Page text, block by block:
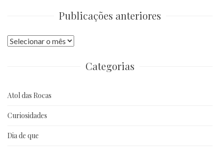
Publicações anteriores
Publicações
Categorias
Atol das Rocas
Curiosidades
Dia de que